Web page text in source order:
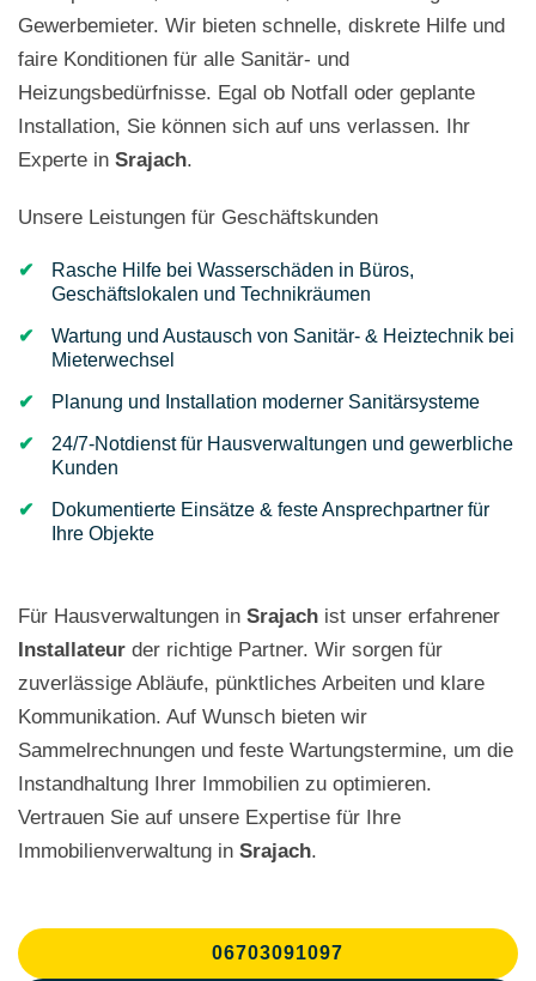
Gewerbemieter. Wir bieten schnelle, diskrete Hilfe und
faire Konditionen für alle Sanitär- und
Heizungsbedürfnisse. Egal ob Notfall oder geplante
Installation, Sie können sich auf uns verlassen. Ihr
Experte in Srajach.
Unsere Leistungen für Geschäftskunden
Rasche Hilfe bei Wasserschäden in Büros,
Geschäftslokalen und Technikräumen
Wartung und Austausch von Sanitär- & Heiztechnik bei
Mieterwechsel
Planung und Installation moderner Sanitärsysteme
24/7-Notdienst für Hausverwaltungen und gewerbliche
Kunden
Dokumentierte Einsätze & feste Ansprechpartner für
Ihre Objekte
Für Hausverwaltungen in Srajach ist unser erfahrener
Installateur der richtige Partner. Wir sorgen für
zuverlässige Abläufe, pünktliches Arbeiten und klare
Kommunikation. Auf Wunsch bieten wir
Sammelrechnungen und feste Wartungstermine, um die
Instandhaltung Ihrer Immobilien zu optimieren.
Vertrauen Sie auf unsere Expertise für Ihre
Immobilienverwaltung in Srajach.
06703091097